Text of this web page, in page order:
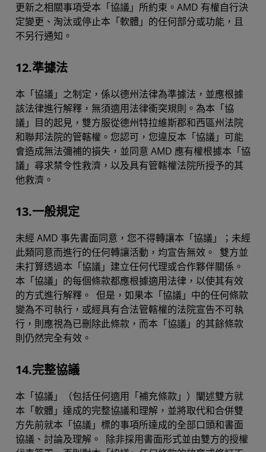
更新之相關事項受本「協議」所約束。AMD 有權自行決
定變更、淘汰或停止本「軟體」的任何部分或功能，且
不另行通知。
12.準據法
本「協議」之制定，係以德州法律為準據法，並應根據
該法律進行解釋，無須適用法律衝突規則。為本「協
議」目的起見，雙方服從德州特拉維斯郡和西區州法院
和聯邦法院的管轄權。您認可，您違反本「協議」可能
會造成無法彌補的損失，並同意 AMD 應有權根據本「協
議」尋求禁令性救濟，以及具有管轄權法院所授予的其
他救濟。
13.一般規定
未經 AMD 事先書面同意，您不得轉讓本「協議」；未經
此類同意而進行的任何轉讓活動，均宣告無效。 雙方並
未打算透過本「協議」建立任何代理或合作夥伴關係。
本「協議」的每個條款都應根據適用法律，以使其有效
的方式進行解釋。 但是，如果本「協議」中的任何條款
變為不可執行，或經具有合法管轄權的法院宣告不可執
行，則應視為已刪除此條款，而本「協議」的其餘條款
則仍然完全有效。
14.完整協議
本「協議」（包括任何適用「補充條款」）闡述雙方就
本「軟體」達成的完整協議和理解，並將取代和合併雙
方先前就本「協議」標的事項所達成的全部口頭和書面
協議、討論及理解。 除非採用書面形式並由雙方的授權